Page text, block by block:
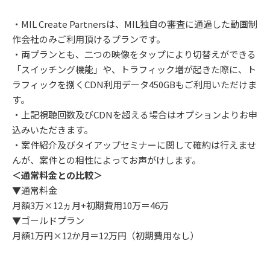
・MIL Create Partnersは、MIL独自の審査に通過した動画制
作会社のみご利用頂けるプランです。
・両プランとも、二つの映像をタップにより切替えができる
「スイッチング機能」や、トラフィック増が起きた際に、ト
ラフィックを捌くCDN利用データ450GBもご利用いただけま
す。
・上記視聴回数及びCDNを超える場合はオプションよりお申
込みいただきます。
・案件紹介及びタイアップセミナーに関して確約は行えませ
んが、案件との相性によってお声がけします。
＜通常料金との比較＞
▼通常料金
月額3万×12ヵ月+初期費用10万＝46万
▼ゴールドプラン
月額1万円×12か月＝12万円（初期費用なし）